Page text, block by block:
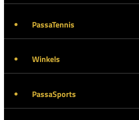
PassaTennis
Winkels
PassaSports